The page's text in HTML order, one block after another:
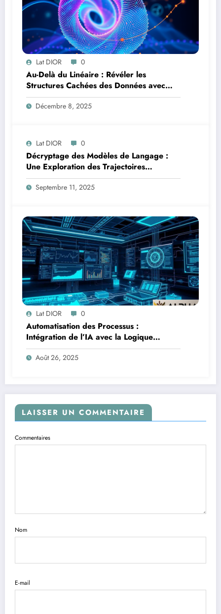
Lat DIOR 0
Au-Delà du Linéaire : Révéler les
Structures Cachées des Données avec
l’Analyse en Composantes Principales à
Noyau
Décembre 8, 2025
Lat DIOR 0
Décryptage des Modèles de Langage :
Une Exploration des Trajectoires
Informationnelles en Addition Multi-
Chiffres
Septembre 11, 2025
Lat DIOR 0
Automatisation des Processus :
Intégration de l’IA avec la Logique
Temporelle
Août 26, 2025
LAISSER UN COMMENTAIRE
Commentaires
Nom
E-mail